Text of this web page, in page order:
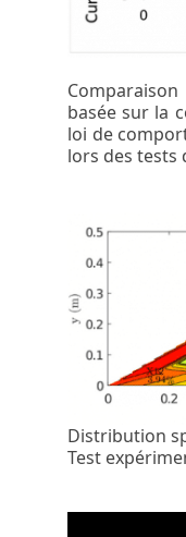
basée sur la
loi de
lors des tests
Distribution
Test